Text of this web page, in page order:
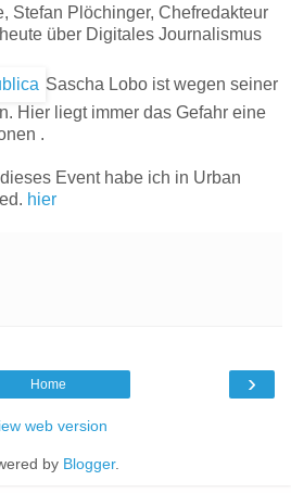
Stefan Plöchinger, Chefredakteur
über Digitales Journalismus
Sascha Lobo ist wegen seiner
Hier liegt immer das Gefahr eine
.
Event habe ich in Urban
hier
›
Home
web version
by Blogger.